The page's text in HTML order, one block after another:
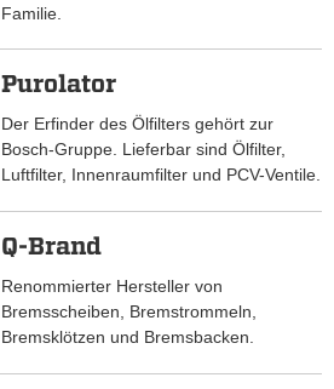
Familie.
Purolator
Der Erfinder des Ölfilters gehört zur
Bosch-Gruppe. Lieferbar sind Ölfilter,
Luftfilter, Innenraumfilter und PCV-Ventile.
Q-Brand
Renommierter Hersteller von
Bremsscheiben, Bremstrommeln,
Bremsklötzen und Bremsbacken.